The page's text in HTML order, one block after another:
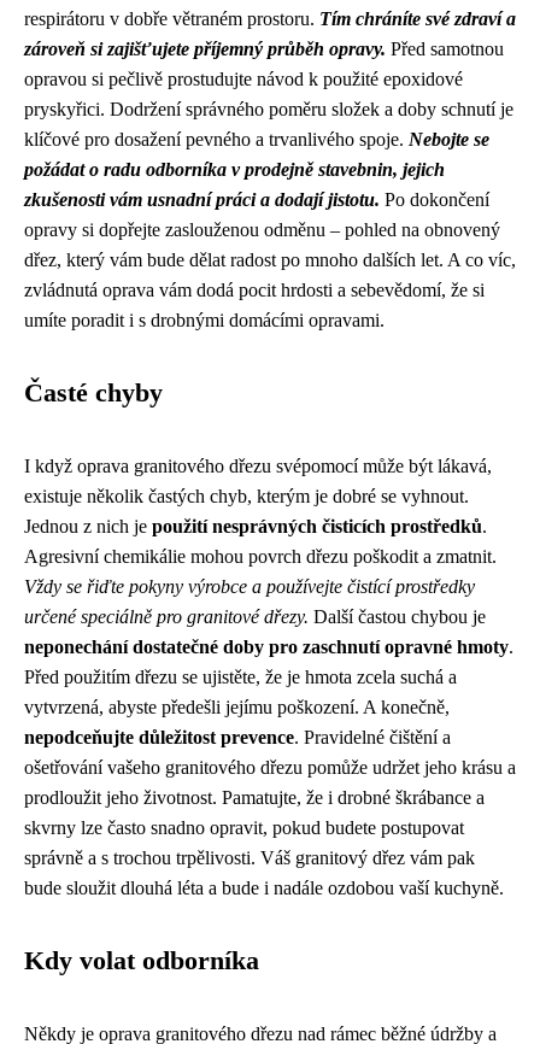
respirátoru v dobře větraném prostoru. Tím chráníte své zdraví a
zároveň si zajišťujete příjemný průběh opravy. Před samotnou
opravou si pečlivě prostudujte návod k použité epoxidové
pryskyřici. Dodržení správného poměru složek a doby schnutí je
klíčové pro dosažení pevného a trvanlivého spoje. Nebojte se
požádat o radu odborníka v prodejně stavebnin, jejich
zkušenosti vám usnadní práci a dodají jistotu. Po dokončení
opravy si dopřejte zaslouženou odměnu – pohled na obnovený
dřez, který vám bude dělat radost po mnoho dalších let. A co víc,
zvládnutá oprava vám dodá pocit hrdosti a sebevědomí, že si
umíte poradit i s drobnými domácími opravami.
Časté chyby
I když oprava granitového dřezu svépomocí může být lákavá,
existuje několik častých chyb, kterým je dobré se vyhnout.
Jednou z nich je použití nesprávných čisticích prostředků.
Agresivní chemikálie mohou povrch dřezu poškodit a zmatnit.
Vždy se řiďte pokyny výrobce a používejte čistící prostředky
určené speciálně pro granitové dřezy. Další častou chybou je
neponechání dostatečné doby pro zaschnutí opravné hmoty.
Před použitím dřezu se ujistěte, že je hmota zcela suchá a
vytvrzená, abyste předešli jejímu poškození. A konečně,
nepodceňujte důležitost prevence. Pravidelné čištění a
ošetřování vašeho granitového dřezu pomůže udržet jeho krásu a
prodloužit jeho životnost. Pamatujte, že i drobné škrábance a
skvrny lze často snadno opravit, pokud budete postupovat
správně a s trochou trpělivosti. Váš granitový dřez vám pak
bude sloužit dlouhá léta a bude i nadále ozdobou vaší kuchyně.
Kdy volat odborníka
Někdy je oprava granitového dřezu nad rámec běžné údržby a